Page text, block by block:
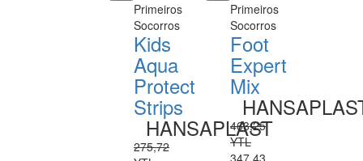
Primeiros
Socorros
Kids
Aqua
Protect
Strips
HANSAPLAST
275,72
Primeiros
Socorros
Foot
Expert
Mix
463,25
YTL
347,43